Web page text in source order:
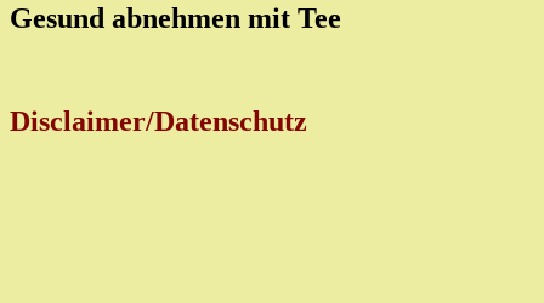
Gesund abnehmen mit Tee
Disclaimer/Datenschutz